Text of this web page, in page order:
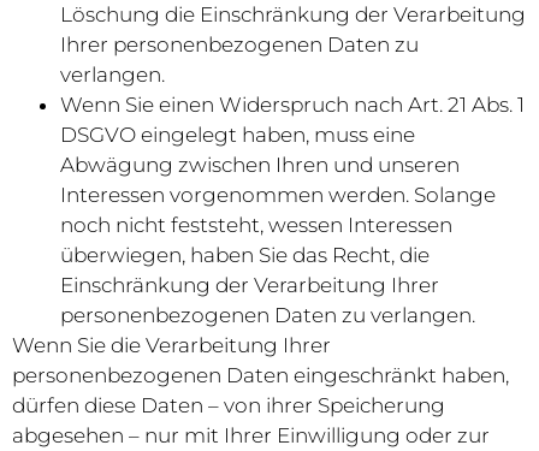
Löschung die Einschränkung der Verarbeitung
Ihrer personenbezogenen Daten zu
verlangen.
Wenn Sie einen Widerspruch nach Art. 21 Abs. 1
DSGVO eingelegt haben, muss eine
Abwägung zwischen Ihren und unseren
Interessen vorgenommen werden. Solange
noch nicht feststeht, wessen Interessen
überwiegen, haben Sie das Recht, die
Einschränkung der Verarbeitung Ihrer
personenbezogenen Daten zu verlangen.
Wenn Sie die Verarbeitung Ihrer
personenbezogenen Daten eingeschränkt haben,
dürfen diese Daten – von ihrer Speicherung
abgesehen – nur mit Ihrer Einwilligung oder zur